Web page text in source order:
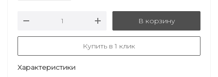
В корзину
Купить в 1 клик
Характеристики